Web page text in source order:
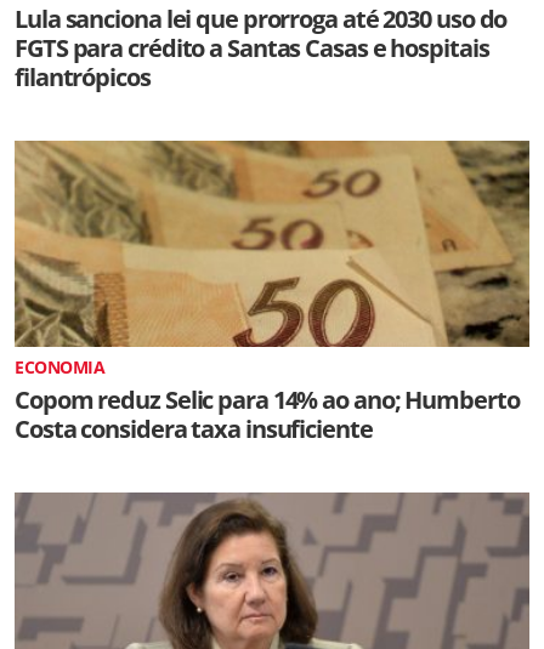
Lula sanciona lei que prorroga até 2030 uso do
FGTS para crédito a Santas Casas e hospitais
filantrópicos
ECONOMIA
Copom reduz Selic para 14% ao ano; Humberto
Costa considera taxa insuficiente